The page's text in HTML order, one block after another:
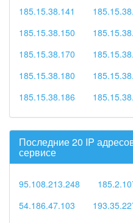
185.15.38.141
185.15.38.150
185.15.38.170
185.15.38.180
185.15.38.186
Последние 20 IP
сервисе
95.108.213.248
54.186.47.103